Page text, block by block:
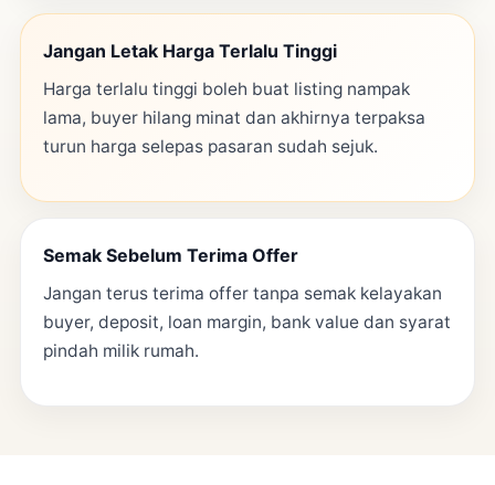
Jangan Letak Harga Terlalu Tinggi
Harga terlalu tinggi boleh buat listing nampak
lama, buyer hilang minat dan akhirnya terpaksa
turun harga selepas pasaran sudah sejuk.
Semak Sebelum Terima Offer
Jangan terus terima offer tanpa semak kelayakan
buyer, deposit, loan margin, bank value dan syarat
pindah milik rumah.